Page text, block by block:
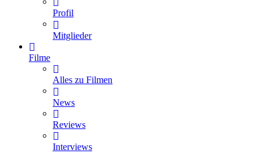
Profil
Mitglieder
Filme
Alles zu Filmen
News
Reviews
Interviews